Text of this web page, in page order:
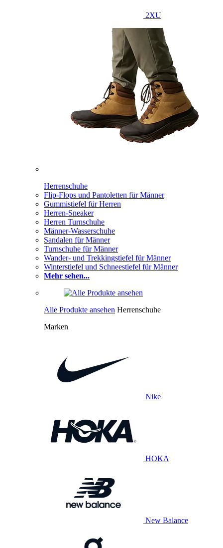
2XU
Herrenschuhe
Flip-Flops und Pantoletten für Männer
Gummistiefel für Herren
Herren-Sneaker
Herren Turnschuhe
Männer-Wasserschuhe
Sandalen für Männer
Turnschuhe für Männer
Wander- und Trekkingstiefel für Männer
Winterstiefel und Schneestiefel für Männer
Mehr sehen...
Alle Produkte ansehen Herrenschuhe
Marken
Nike
HOKA
New Balance